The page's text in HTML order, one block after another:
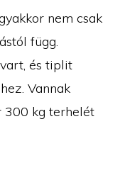
nem csak
függ.
és tiplit
Vannak
300 kg terhelét